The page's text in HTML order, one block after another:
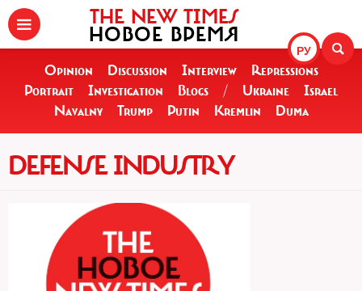
РУ
THE NEW TIMES
НОВОЕ ВРЕМЯ
Opinion Discussion Interview
Repressions
Portrait
Investigation Blogs / Ukraine
Israel
Navalny
Trump Putin Kremlin Duma
DEFENSE INDUSTRY